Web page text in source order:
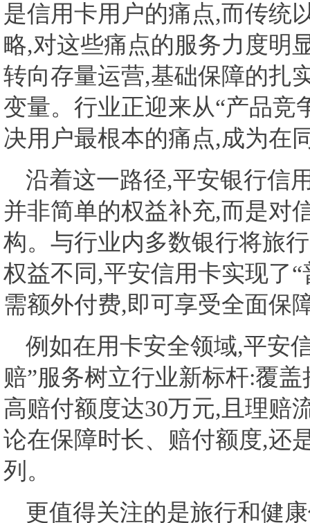
是信用卡用户的痛点,而传统
略,对这些痛点的服务力度明
转向存量运营,基础保障的扎
变量。行业正迎来从“产品竞
决用户最根本的痛点,成为在
沿着这一路径,平安银行信
并非简单的权益补充,而是对
构。与行业内多数银行将旅
权益不同,平安信用卡实现了
需额外付费,即可享受全面保
例如在用卡安全领域,平安
赔”服务树立行业新标杆:覆
高赔付额度达30万元,且理赔
论在保障时长、赔付额度,还
列。
更值得关注的是旅行和健